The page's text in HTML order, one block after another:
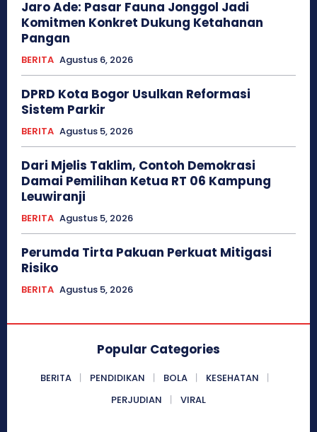
Jaro Ade: Pasar Fauna Jonggol Jadi
Komitmen Konkret Dukung Ketahanan
Pangan
BERITA Agustus 6, 2026
DPRD Kota Bogor Usulkan Reformasi
Sistem Parkir
BERITA Agustus 5, 2026
Dari Mjelis Taklim, Contoh Demokrasi
Damai Pemilihan Ketua RT 06 Kampung
Leuwiranji
BERITA Agustus 5, 2026
Perumda Tirta Pakuan Perkuat Mitigasi
Risiko
BERITA Agustus 5, 2026
Popular Categories
BERITA PENDIDIKAN BOLA
KESEHATAN
PERJUDIAN
VIRAL